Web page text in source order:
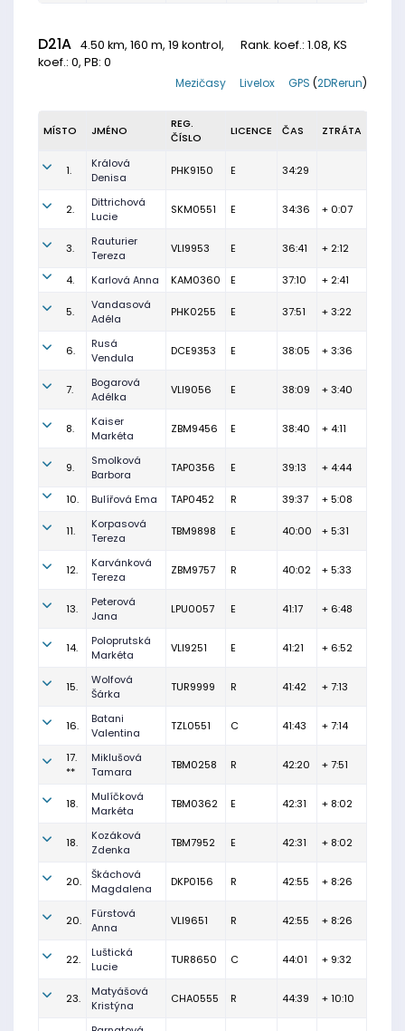
D21A 4.50 km, 160 m, 19 kontrol, Rank. koef.: 1.08, KS
koef.: 0, PB: 0
GPS (2DRerun)
Livelox
Mezičasy
MÍSTO JMÉNO
REG.
ČÍSLO
LICENCE ČAS ZTRÁTA
1.
Králová
Denisa
PHK9150 E 34:29
2.
Dittrichová
Lucie
SKM0551 E 34:36 + 0:07
3.
Rauturier
Tereza
VLI9953 E 36:41 + 2:12
4. Karlová Anna KAM0360 E 37:10 + 2:41
5.
Vandasová
Adéla
PHK0255 E 37:51 + 3:22
6.
Rusá
Vendula
DCE9353 E 38:05 + 3:36
7.
Bogarová
Adélka
VLI9056 E 38:09 + 3:40
8.
Kaiser
Markéta
ZBM9456 E 38:40 + 4:11
9.
Smolková
Barbora
TAP0356 E 39:13 + 4:44
10. Bulířová Ema TAP0452 R 39:37 + 5:08
11.
Korpasová
Tereza
TBM9898 E 40:00 + 5:31
12.
Karvánková
Tereza
ZBM9757 R 40:02 + 5:33
13.
Peterová
Jana
LPU0057 E 41:17 + 6:48
14.
Poloprutská
Markéta
VLI9251 E 41:21 + 6:52
15.
Wolfová
Šárka
TUR9999 R 41:42 + 7:13
16.
Batani
Valentina
TZL0551 C 41:43 + 7:14
17.
**
Miklušová
Tamara
TBM0258 R 42:20 + 7:51
18.
Mulíčková
Markéta
TBM0362 E 42:31 + 8:02
18.
Kozáková
Zdenka
TBM7952 E 42:31 + 8:02
20.
Škáchová
Magdalena
DKP0156 R 42:55 + 8:26
20.
Fürstová
Anna
VLI9651 R 42:55 + 8:26
22.
Luštická
Lucie
TUR8650 C 44:01 + 9:32
23.
Matyášová
Kristýna
CHA0555 R 44:39 + 10:10